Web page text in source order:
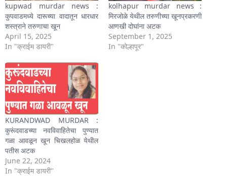
kupwad murdar news :
कुपवाडमध्ये दारूच्या वादातून धारधार
शस्त्राने तरुणाचा खून
April 15, 2025
In "क्राईम डायरी"
kolhapur murdar news :
मिरजोळे येथील तरुणीच्या खूनप्रकरणी
आणखी दोघांना अटक
September 1, 2025
In "कोल्हापूर"
KURANDWAD MURDAR :
कुरूंदवाडच्या नवविवाहितेचा पुण्यात
गळा आवळून खून चिखलहोळ येथील
पतीस अटक
June 22, 2024
In "क्राईम डायरी"